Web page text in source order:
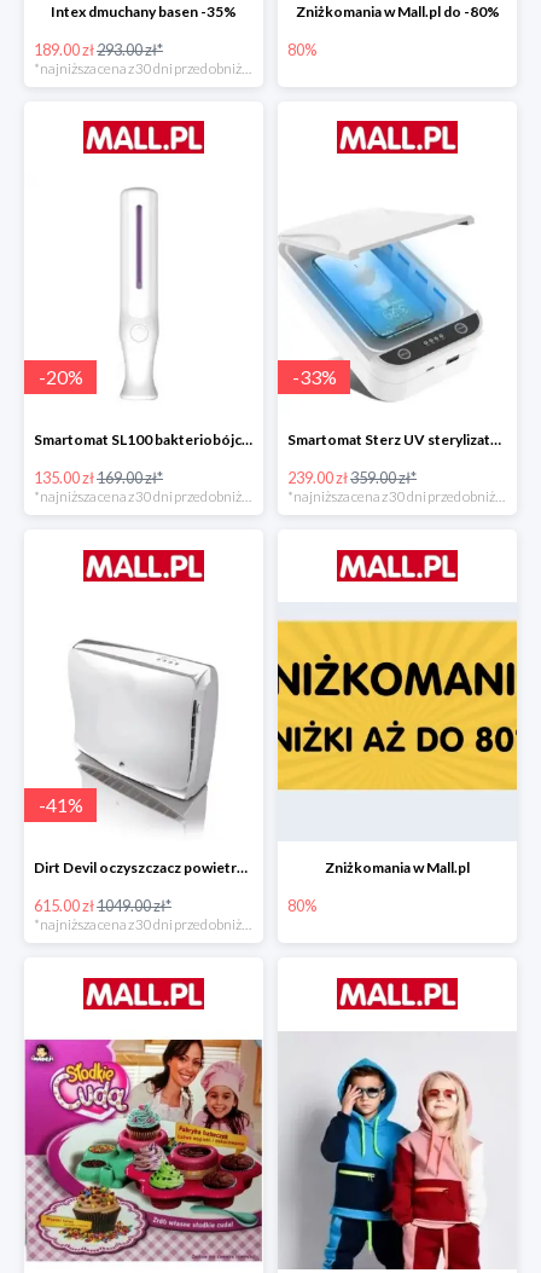
Intex dmuchany basen -35%
189.00 zł293.00 zł*
Zniżkomania w Mall.pl do -80%
80%
-20%
Smartomat SL100 bakteriobójcza lampa UV -20%
135.00 zł169.00 zł*
-33%
Smartomat Sterz UV sterylizator -33%
239.00 zł359.00 zł*
-41%
Dirt Devil oczyszczacz powietrza Pureza 350 -41%
615.00 zł1049.00 zł*
*najniższa cena z 30 dni przed obniżką
Zniżkomania w Mall.pl
80%